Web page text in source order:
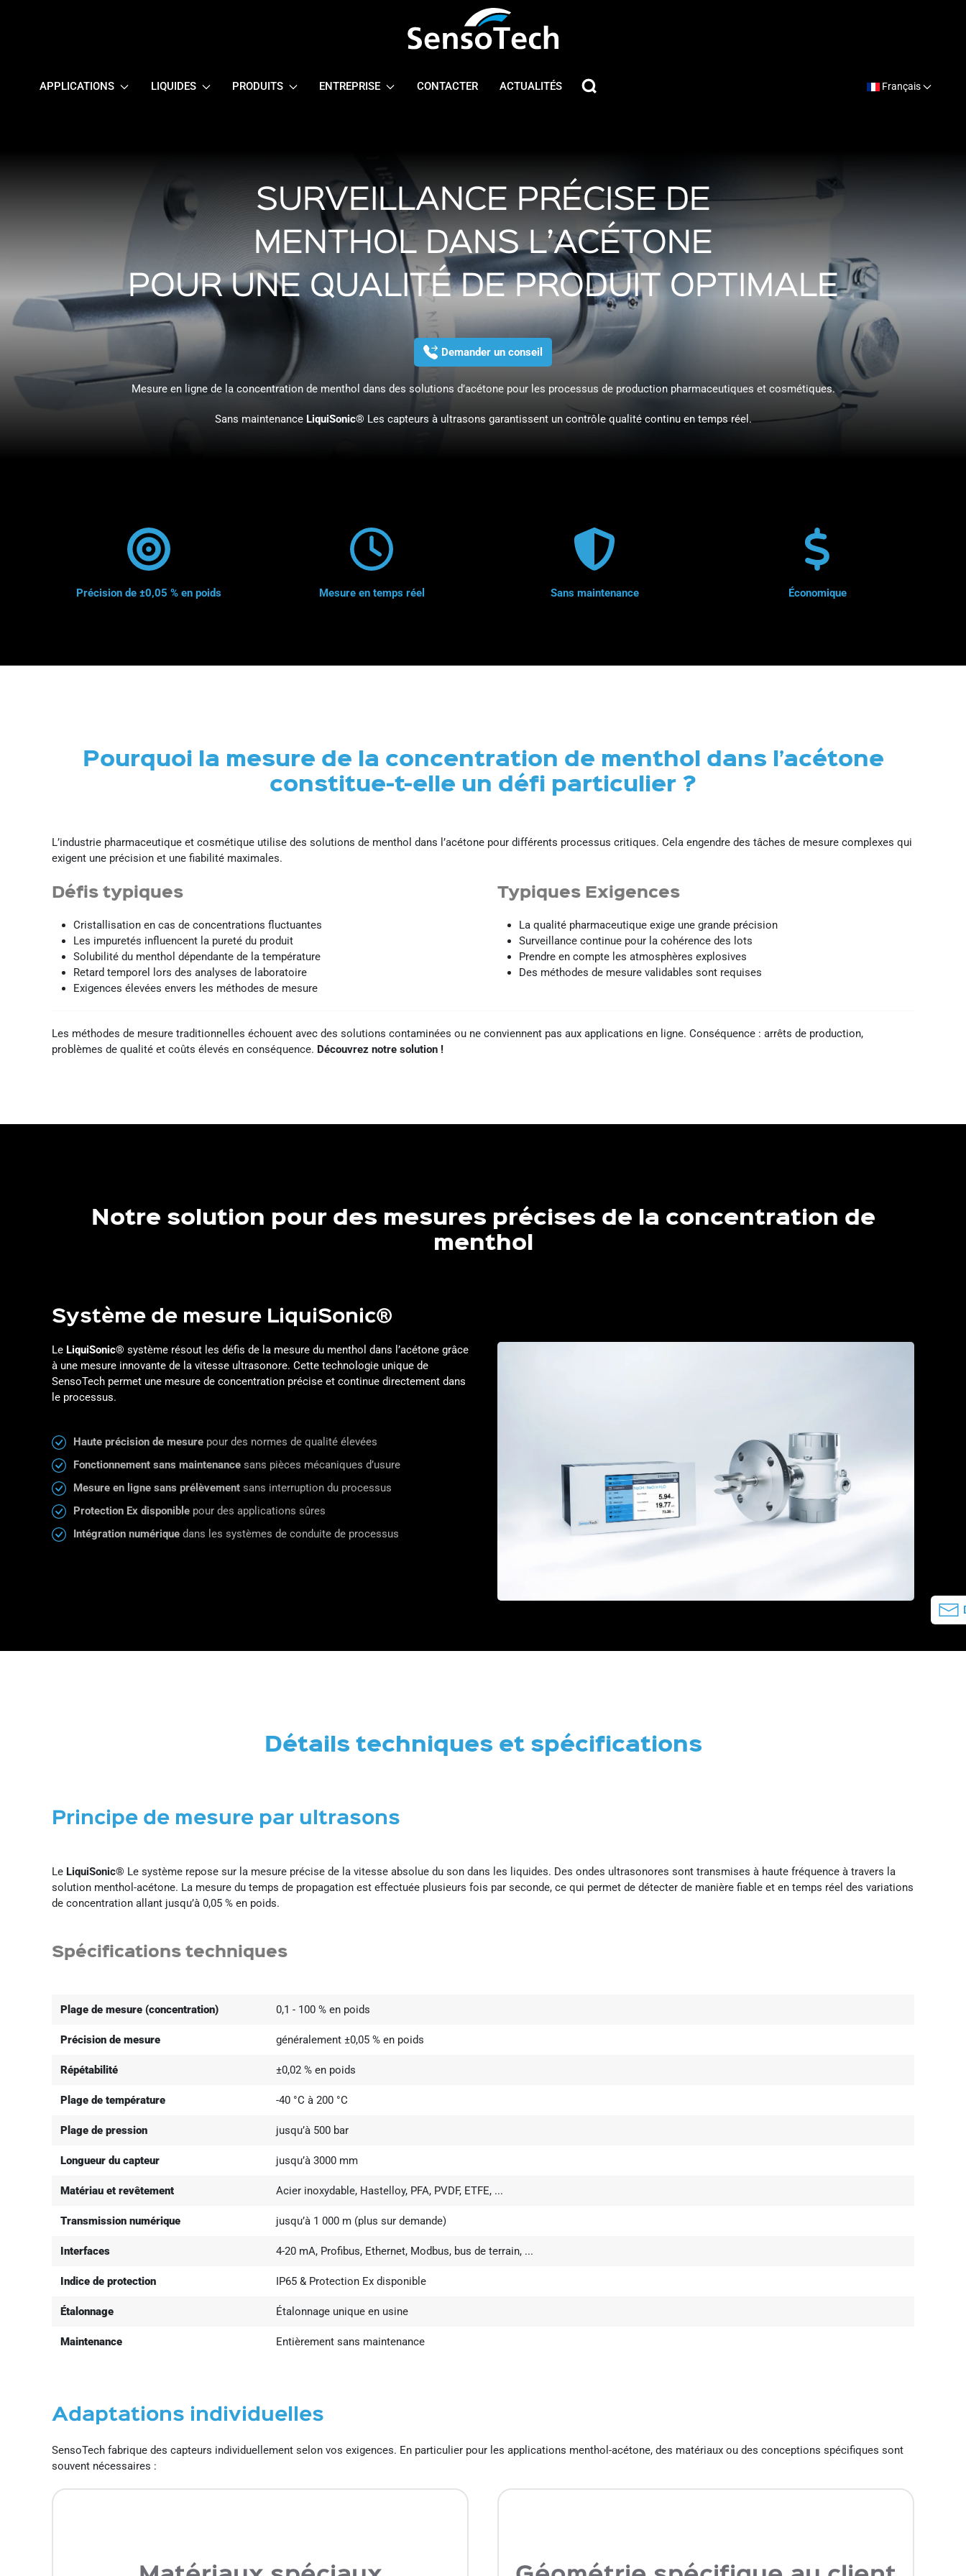
APPLICATIONS LIQUIDES PRODUITS ENTREPRISE CONTACTER ACTUALITÉS Français
SURVEILLANCE PRÉCISE DE
MENTHOL DANS L’ACÉTONE
POUR UNE QUALITÉ DE PRODUIT OPTIMALE
Demander un conseil
Mesure en ligne de la concentration de menthol dans des solutions d’acétone pour les processus de production pharmaceutiques et cosmétiques.
Sans maintenance LiquiSonic® Les capteurs à ultrasons garantissent un contrôle qualité continu en temps réel.
Précision de ±0,05 % en poids Mesure en temps réel Sans maintenance Économique
Pourquoi la mesure de la concentration de menthol dans l’acétone
constitue-t-elle un défi particulier?
L’industrie pharmaceutique et cosmétique utilise des solutions de menthol dans l’acétone pour différents processus critiques. Cela engendre des tâches de mesure complexes qui
exigent une précision et une fiabilité maximales.
Défis typiques
Cristallisation en cas de concentrations fluctuantes
Les impuretés influencent la pureté du produit
Solubilité du menthol dépendante de la température
Retard temporel lors des analyses de laboratoire
Exigences élevées envers les méthodes de mesure
Typiques Exigences
La qualité pharmaceutique exige une grande précision
Surveillance continue pour la cohérence des lots
Prendre en compte les atmosphères explosives
Des méthodes de mesure validables sont requises
Les méthodes de mesure traditionnelles échouent avec des solutions contaminées ou ne conviennent pas aux applications en ligne. Conséquence : arrêts de production,
problèmes de qualité et coûts élevés en conséquence. Découvrez notre solution !
Notre solution pour des mesures précises de la concentration de
menthol
Système de mesure LiquiSonic®
Le LiquiSonic® système résout les défis de la mesure du menthol dans l’acétone grâce
à une mesure innovante de la vitesse ultrasonore. Cette technologie unique de
SensoTech permet une mesure de concentration précise et continue directement dans
le processus.
Haute précision de mesure pour des normes de qualité élevées
Fonctionnement sans maintenance sans pièces mécaniques d’usure
Mesure en ligne sans prélèvement sans interruption du processus
Protection Ex disponible pour des applications sûres
Intégration numérique dans les systèmes de conduite de processus
Détails techniques et spécifications
Principe de mesure par ultrasons
Le LiquiSonic® Le système repose sur la mesure précise de la vitesse absolue du son dans les liquides. Des ondes ultrasonores sont transmises à haute fréquence à travers la
solution menthol-acétone. La mesure du temps de propagation est effectuée plusieurs fois par seconde, ce qui permet de détecter de manière fiable et en temps réel des variations
de concentration allant jusqu’à 0,05 % en poids.
Spécifications techniques
Plage de mesure (concentration) 0,1 - 100 % en poids
Précision de mesure généralement ±0,05 % en poids
Répétabilité ±0,02 % en poids
Plage de température -40 °C à 200 °C
Plage de pression jusqu’à 500 bar
Longueur du capteur jusqu’à 3000 mm
Matériau et revêtement Acier inoxydable, Hastelloy, PFA, PVDF, ETFE, ...
Transmission numérique jusqu’à 1 000 m (plus sur demande)
Interfaces 4-20 mA, Profibus, Ethernet, Modbus, bus de terrain, ...
Indice de protection IP65 & Protection Ex disponible
Étalonnage Étalonnage unique en usine
Maintenance Entièrement sans maintenance
Adaptations individuelles
SensoTech fabrique des capteurs individuellement selon vos exigences. En particulier pour les applications menthol-acétone, des matériaux ou des conceptions spécifiques sont
souvent nécessaires :